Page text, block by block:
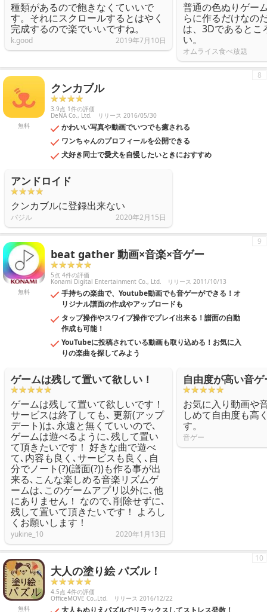
種類があるので飽きなくていいで
す。それにスクロールするとはやく
完成するので楽でいいですね。
k.good 2019年7月10日
普通の色ぬりゲー
らに作るだけなの
は、3Dであるとこ
い。
オムライス食べ放題
無料
クンカブル
3.9点 1件の評価
DeNA Co., Ltd. リリース 2016/05/30
かわいい写真や動画でいつでも癒される
ワンちゃんのプロフィールを公開できる
犬好き同士で愛犬を自慢したいときにおすすめ
8
アンドロイド
クンカブルに登録出来ない
バジル 2020年2月15日
無料
beat gather 動画×音楽×音ゲー
5点 4件の評価
Konami Digital Entertainment Co., Ltd. リリース 2011/10/13
手持ちの楽曲で、Youtube動画でも音ゲーができる！オ
リジナル譜面の作成やアップロードも
タップ操作やスワイプ操作でプレイ出来る！譜面の自動
作成も可能！
YouTubeに投稿されている動画も取り込める！お気に入
りの楽曲を探してみよう
9
ゲームは残して置いて欲しい！
ゲームは残して置いて欲しいです！
サービスは終了しても､ 更新(アップ
デート)は､永遠と無くていいので､
ゲームは遊べるように､残して置い
て頂きたいです！ 好きな曲で遊べ
て､内容も良く､サービスも良く､自
分でノート(?)(譜面(?))も作る事が出
来る､こんな楽しめる音楽リズムゲ
ームは､このゲームアプリ以外に､他
にありません！ なので､削除せずに､
残して置いて頂きたいです！ よろし
くお願いします！
yukine_10 2020年1月13日
自由度が高い音ゲ
お気に入り動画や
しめて自由度も高
す。
音ゲー
無料
大人の塗り絵 パズル！
4.5点 4件の評価
OfficeMOVE Co.,Ltd. リリース 2016/12/22
大人もぬりえパズルでリラックスしてストレス発散！
10